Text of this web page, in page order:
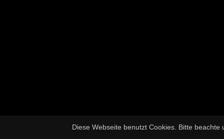
Diese Webseite benutzt Cookies. Bitte beachte